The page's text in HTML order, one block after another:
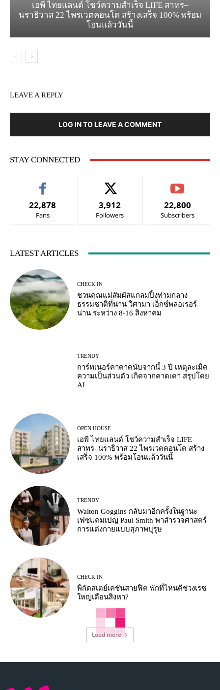
เอพี ไทยแลนด์ โชว์ความสำเร็จ LIFE สาทร–
นราธิวาส 22 ไพรเวตคอนโด สร้างเสร็จ 100% พร้อม
โอนแล้ววันนี้
LEAVE A REPLY
LOG IN TO LEAVE A COMMENT
STAY CONNECTED
22,878
Fans
3,912
Followers
22,800
Subscribers
LATEST ARTICLES
CHECK IN
ชวนคุณแม่สัมผัสแกลมปิ้งท่ามกลาง
ธรรมชาติที่น่าน วิศามา เอ็กซ์พลอเรอร์
น่าน ระหว่าง 8-16 สิงหาคม
TRENDY
การ์ทเนอร์คาดาดนับจากนี้ 3 ปี เหตุละเมิด
ความเป็นส่วนตัว เกิดจากคาดเดา สรุปโดย
AI
OPEN HOUSE
เอพี ไทยแลนด์ โชว์ความสำเร็จ LIFE
สาทร–นราธิวาส 22 ไพรเวตคอนโด สร้าง
เสร็จ 100% พร้อมโอนแล้ววันนี้
TRENDY
Walton Goggins กลับมาอีกครั้งในฐานะ
เฟซแคมเปญ Paul Smith พาสำรวจศาสตร์
การแต่งกายแบบสุภาพบุรุษ
CHECK IN
พิกัดสเตย์เคชันสายฟิต พักที่ไหนดีช่วงเรซ
ใหญ่เดือนสิงหา?
Load more